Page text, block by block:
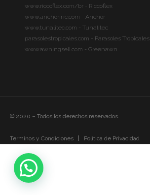
www.riccoflex.com/br - Riccoflex
www.anchorinc.com - Anchor
www.tunalitec.com - Tunalitec
parasolestropicales.com - Parasoles Tropicales
www.awningsell.com - Greenawn
© 2020 – Todos los derechos reservados.
Terminos y Condiciones
Política de Privacidad